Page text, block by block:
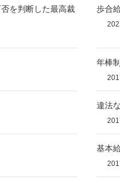
を判断した最高裁
歩合
年棒
違法
基本